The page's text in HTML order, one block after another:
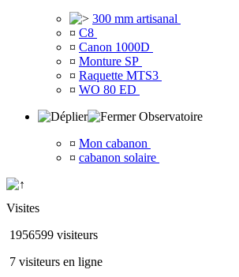
300 mm artisanal
¤ C8
¤ Canon 1000D
¤ Monture SP
¤ Raquette MTS3
¤ WO 80 ED
Observatoire
¤ Mon cabanon
¤ cabanon solaire
Visites
1956599 visiteurs
7 visiteurs en ligne